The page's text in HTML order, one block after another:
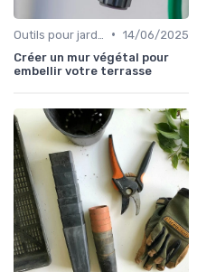
• 14/06/2025
Créer un mur végétal pour
embellir votre terrasse